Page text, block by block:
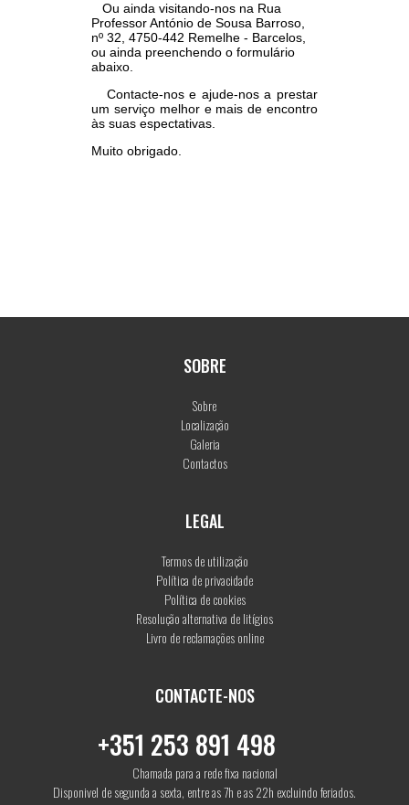
Ou ainda visitando-nos na Rua
Professor António de Sousa Barroso,
nº 32, 4750-442 Remelhe - Barcelos,
ou ainda preenchendo o formulário
abaixo.
Contacte-nos e ajude-nos a prestar
um serviço melhor e mais de encontro
às suas espectativas.
Muito obrigado.
SOBRE
Sobre
Localização
Galeria
Contactos
LEGAL
Termos de utilização
Política de privacidade
Política de cookies
Resolução alternativa de litígios
Livro de reclamações online
CONTACTE-NOS
+351 253 891 498
Chamada para a rede fixa nacional
Disponivel de segunda a sexta, entre as 7h e as 22h excluindo feriados.